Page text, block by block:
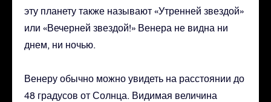
эту планету также называют «Утренней звездой»
или «Вечерней звездой!» Венера не видна ни
днем, ни ночью.
Венеру обычно можно увидеть на расстоянии до
48 градусов от Солнца. Видимая величина